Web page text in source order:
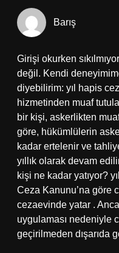
Barış
Girişi okurken
değil. Kendi
diyebilirim: yıl hapis
hizmetinden muaf
bir kişi, askerlikten
göre, hükümlülerin
kadar ertelenir ve
yıllık olarak devam
kişi ne kadar yatıyor?
Ceza Kanunu’na göre
cezaevinde yatar .
uygulaması nedeniyle
geçirilmeden dışarıda